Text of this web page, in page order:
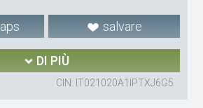
salvare
DI PIÙ
CIN: IT021020A1IPTXJ6G5